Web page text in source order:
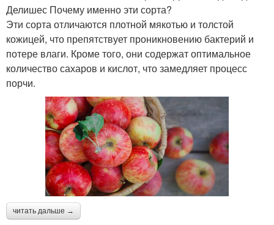
Делишес Почему именно эти сорта?
Эти сорта отличаются плотной мякотью и толстой
кожицей, что препятствует проникновению бактерий и
потере влаги. Кроме того, они содержат оптимальное
количество сахаров и кислот, что замедляет процесс
порчи.
читать дальше →